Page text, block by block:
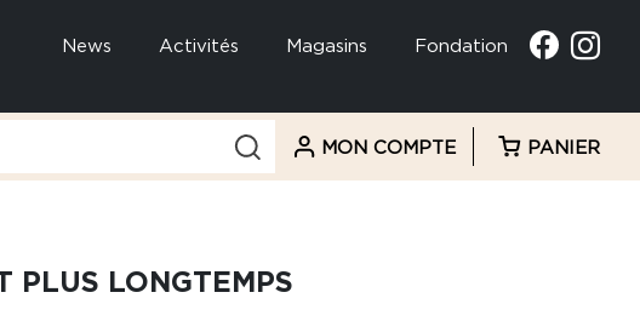
News Activités Magasins Fondation
MON COMPTE PANIER
PLUS LONGTEMPS